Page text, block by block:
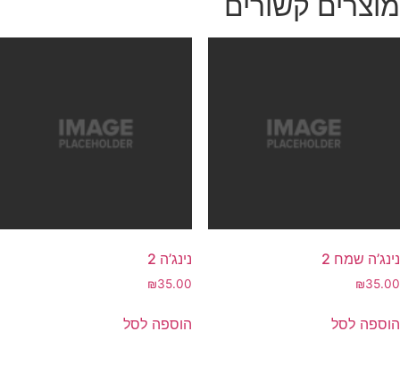
נינג’ה שמח 2
₪35.00
הוספה לסל
נינג’ה 2
₪35.00
הוספה לסל